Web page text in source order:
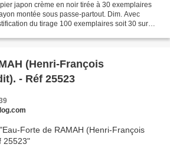
japon crème en noir tirée à 30 exemplaires
montée sous passe-partout. Dim. Avec
du tirage 100 exemplaires soit 30 sur
(Henri-François
- Réf 25523